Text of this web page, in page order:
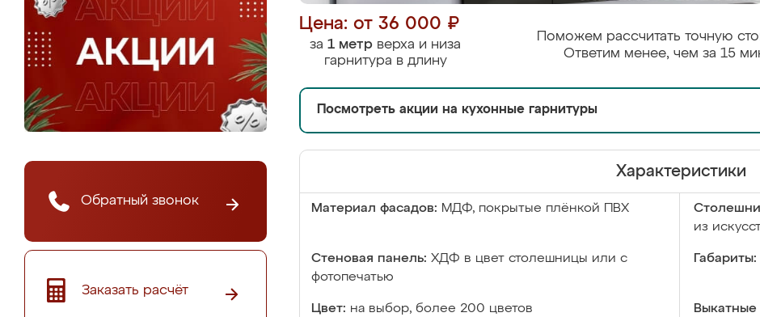
Обратный звонок
Заказать расчёт
Цена: от 36 000 ₽
за 1 метр верха и низа
гарнитура в длину
Поможем рассчитать точную
Ответим менее, чем за 15
Посмотреть акции на кухонные гарнитуры
Характеристики
Материал фасадов: МДФ, покрытые плёнкой ПВХ
из
Стеновая панель: ХДФ в цвет столешницы или с
фотопечатью
Габариты:
Цвет: на выбор, более 200 цветов